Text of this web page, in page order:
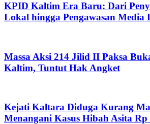
KPID Kaltim Era Baru: Dari
Lokal hingga Pengawasan Media
Massa Aksi 214 Jilid II Paksa
Kaltim, Tuntut Hak Angket
Kejati Kaltara Diduga Kurang
Menangani Kasus Hibah Asita